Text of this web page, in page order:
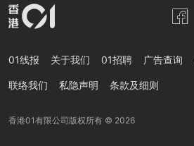
01线报 关于我们 01招聘 广告查询
联络我们 私隐声明 条款及细则
香港01有限公司版权所有 © 2026